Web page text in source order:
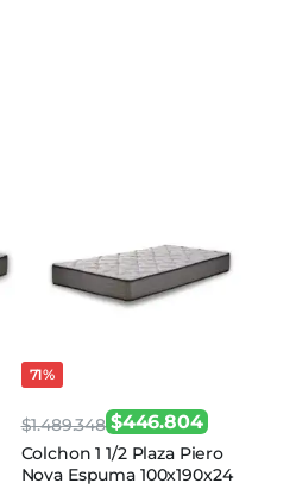
71%
$1.489.348
El
precio
$446.804
El
precio
Colchon 1 1/2 Plaza Piero
Nova Espuma 100x190x24